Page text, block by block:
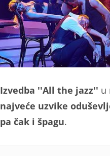
Izvedba ''All the jazz'' u
najveće uzvike
pa čak i špagu.